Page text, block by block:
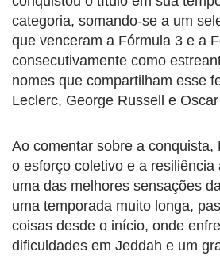
categoria, somando-se a um
que venceram a Fórmula 3 e a
consecutivamente como
nomes que compartilham esse
Leclerc, George Russell e
Ao comentar sobre a conquista,
o esforço coletivo e a resiliência
uma das melhores sensações
uma temporada muito longa,
coisas desde o início, onde
dificuldades em Jeddah e um